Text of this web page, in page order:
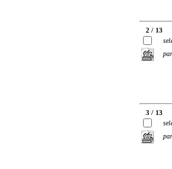
2 / 13
3 / 13